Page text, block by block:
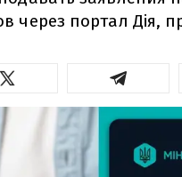
через портал Дія,